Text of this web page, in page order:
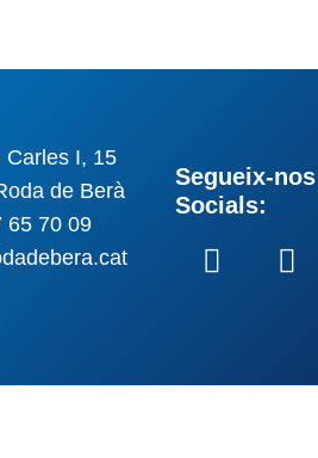
Carles I, 15
de Berà
65 70 09
Segueix-
Socials: